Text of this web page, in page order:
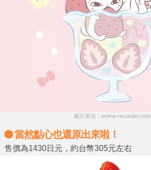
圖片來自：anime-recorder.com
當然點心也還原出來啦！
售價為1430日元，約台幣305元左右